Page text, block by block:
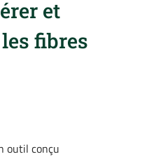
et
fibres
outil conçu